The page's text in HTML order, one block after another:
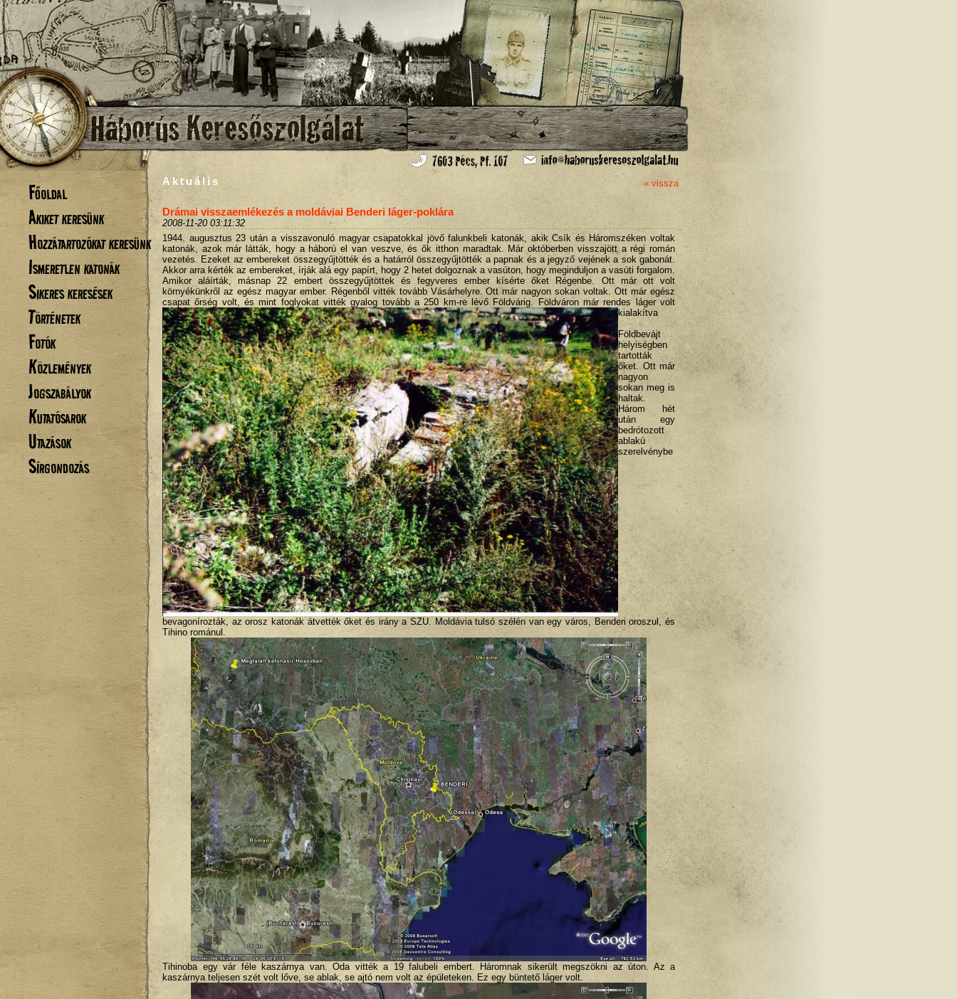
Főoldal
Akiket keresünk
Hozzátartozókat keresünk
Ismeretlen katonák
Sikeres keresések
Történetek
Fotók
Közlemények
Jogszabályok
Kutatósarok
Utazások
Sírgondozás
« vissza
Aktuális
Drámai visszaemlékezés a moldáviai Benderi láger-poklára
2008-11-20 03:11:32
1944. augusztus 23 után a visszavonuló magyar csapatokkal jövő falunkbeli katonák, akik Csík és Háromszéken voltak
katonák, azok már látták, hogy a háború el van veszve, és ők itthon maradtak. Már októberben visszajött a régi román
vezetés. Ezeket az embereket összegyűjtötték és a határról összegyűjtötték a papnak és a jegyző vejének a sok gabonát.
Akkor arra kérték az embereket, írják alá egy papírt, hogy 2 hetet dolgoznak a vasúton, hogy meginduljon a vasúti forgalom.
Amikor aláírták, másnap 22 embert összegyűjtöttek és fegyveres ember kísérte őket Régenbe. Ott már ott volt
környékünkről az egész magyar ember. Régenből vitték tovább Vásárhelyre. Ott már nagyon sokan voltak. Ott már egész
csapat őrség volt, és mint foglyokat vitték gyalog tovább a 250 km-re lévő Földvárig. Földváron már rendes láger volt
kialakítva
Földbevájt
helyiségben
tartották
őket. Ott már
nagyon
sokan meg is
haltak.
Három hét
után egy
bedrótozott
ablakú
szerelvénybe
bevagonírozták, az orosz katonák átvették őket és irány a SZU. Moldávia tulsó szélén van egy város, Benderi oroszul, és
Tihino románul.
Tihinoba egy vár féle kaszárnya van. Oda vitték a 19 falubeli embert. Háromnak sikerült megszökni az úton. Az a
kaszárnya teljesen szét volt lőve, se ablak, se ajtó nem volt az épületeken. Ez egy büntető láger volt.